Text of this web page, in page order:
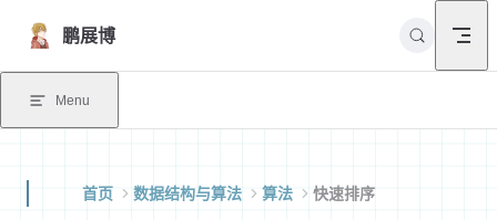
Skip to content
鹏展博
Menu
首页 数据结构与算法 算法 快速排序